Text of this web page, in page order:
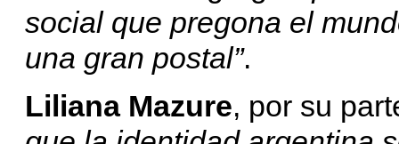
social que pregona el
una gran postal”.
Liliana Mazure, por su